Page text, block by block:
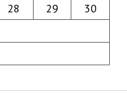
28 29
30